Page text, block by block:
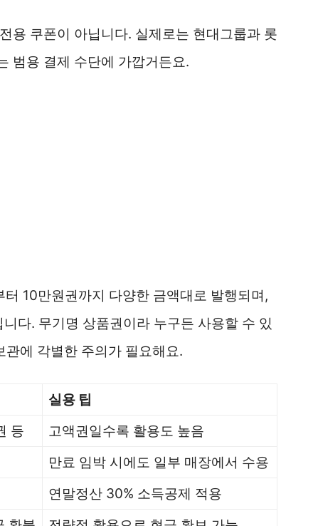
용 쿠폰이 아닙니다. 실제로는 현대그룹과 롯
범용 결제 수단에 가깝거든요.
10만원권까지 다양한 금액대로 발행되며,
다. 무기명 상품권이라 누구든 사용할 수 있
에 각별한 주의가 필요해요.
실용 팁
등
고액권일수록 활용도 높음
만료 임박 시에도 일부 매장에서 수용
연말정산 30% 소득공제 적용